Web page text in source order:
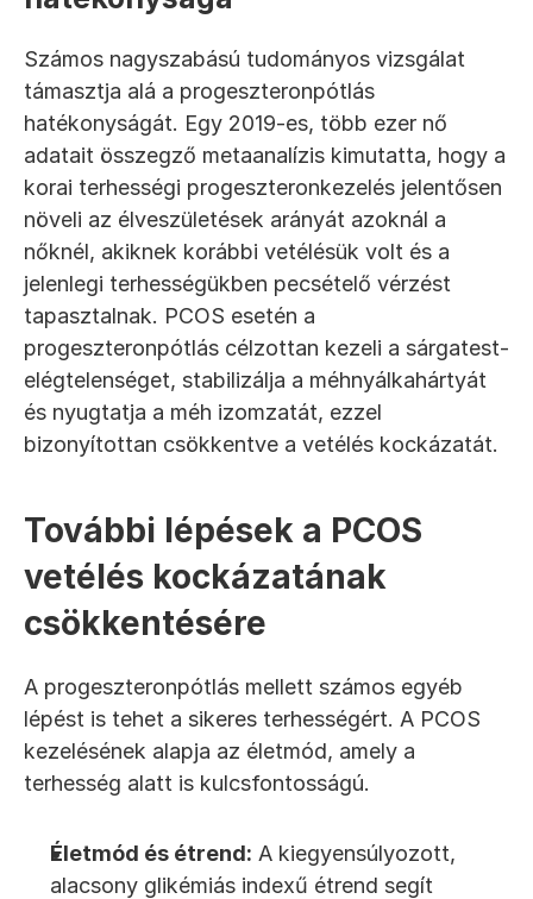
Számos nagyszabású tudományos vizsgálat
támasztja alá a progeszteronpótlás
hatékonyságát. Egy 2019-es, több ezer nő
adatait összegző metaanalízis kimutatta, hogy a
korai terhességi progeszteronkezelés jelentősen
növeli az élveszületések arányát azoknál a
nőknél, akiknek korábbi vetélésük volt és a
jelenlegi terhességükben pecsételő vérzést
tapasztalnak. PCOS esetén a
progeszteronpótlás célzottan kezeli a sárgatest-
elégtelenséget, stabilizálja a méhnyálkahártyát
és nyugtatja a méh izomzatát, ezzel
bizonyítottan csökkentve a vetélés kockázatát.
További lépések a PCOS
vetélés kockázatának
csökkentésére
A progeszteronpótlás mellett számos egyéb
lépést is tehet a sikeres terhességért. A PCOS
kezelésének alapja az életmód, amely a
terhesség alatt is kulcsfontosságú.
Életmód és étrend: A kiegyensúlyozott,
alacsony glikémiás indexű étrend segít